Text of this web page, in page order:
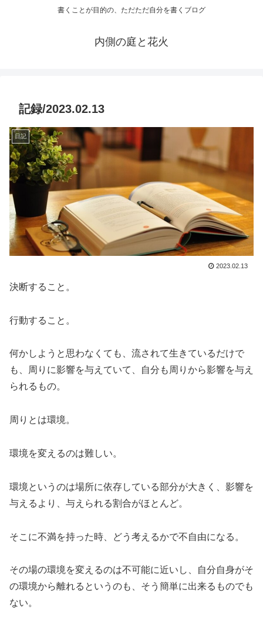
書くことが目的の、ただただ自分を書くブログ
内側の庭と花火
記録/2023.02.13
日記
2023.02.13
決断すること。
行動すること。
何かしようと思わなくても、流されて生きているだけで
も、周りに影響を与えていて、自分も周りから影響を与え
られるもの。
周りとは環境。
環境を変えるのは難しい。
環境というのは場所に依存している部分が大きく、影響を
与えるより、与えられる割合がほとんど。
そこに不満を持った時、どう考えるかで不自由になる。
その場の環境を変えるのは不可能に近いし、自分自身がそ
の環境から離れるというのも、そう簡単に出来るものでも
ない。